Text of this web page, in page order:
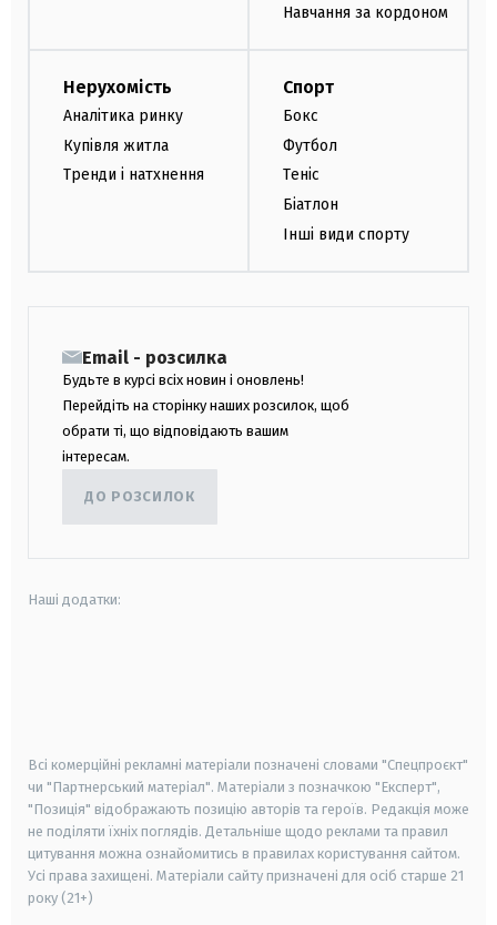
Навчання за кордоном
Нерухомість
Аналітика ринку
Купівля житла
Тренди і натхнення
Спорт
Бокс
Футбол
Теніс
Біатлон
Інші види спорту
Email - розсилка
Будьте в курсі всіх новин і оновлень!
Перейдіть на сторінку наших розсилок, щоб
обрати ті, що відповідають вашим
інтересам.
ДО РОЗСИЛОК
Наші додатки:
Всі комерційні рекламні матеріали позначені словами "Спецпроєкт"
чи "Партнерський матеріал". Матеріали з позначкою "Експерт",
"Позиція" відображають позицію авторів та героїв. Редакція може
не поділяти їхніх поглядів. Детальніше щодо реклами та правил
цитування можна ознайомитись в правилах користування сайтом.
Усі права захищені. Матеріали сайту призначені для осіб старше 21
року (21+)